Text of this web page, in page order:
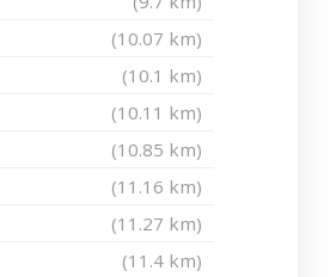
(10.07 km)
(10.1 km)
(10.11 km)
(10.85 km)
(11.16 km)
(11.27 km)
(11.4 km)